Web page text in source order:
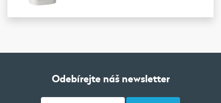
Odebírejte náš newsletter